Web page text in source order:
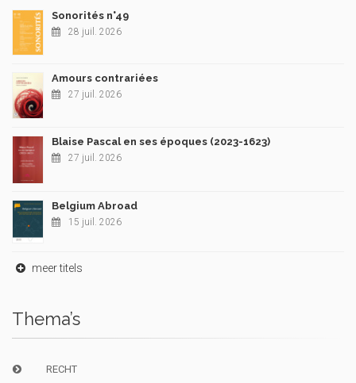
Sonorités n°49
28 juil. 2026
Amours contrariées
27 juil. 2026
Blaise Pascal en ses époques (2023-1623)
27 juil. 2026
Belgium Abroad
15 juil. 2026
meer titels
Thema’s
RECHT